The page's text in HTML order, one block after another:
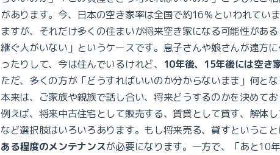
があります。今、日本の空き家率は全国で約16％といわれてい
ますが、それだけ多くの住まいが将来空き家になる可能性があ
継ぐ人がいない」というケースです。息子さんや娘さんが遠方
ったりして、今は住んでいるけれど、 10年後、15年後には空き
ただ、多くの方が「どうすればいいのか分からないまま」何と
本来は、ご家族や親族で話し合い、将来どうするのかを決めてお
例えば、将来中古住宅として販売する、賃貸として貸す、解体
など選択肢はいろいろあります。もし将来売る、貸すというこ
ある程度のメンテナンスが必要になります。一方で、「あと10